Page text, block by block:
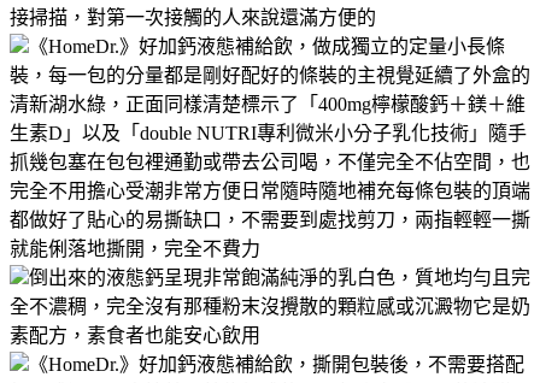
接掃描，對第一次接觸的人來說還滿方便的
《HomeDr.》好加鈣液態補給飲，做成獨立的定量小長條
裝，每一包的分量都是剛好配好的條裝的主視覺延續了外盒的
清新湖水綠，正面同樣清楚標示了「400mg檸檬酸鈣＋鎂＋維
生素D」以及「double NUTRI專利微米小分子乳化技術」隨手
抓幾包塞在包包裡通勤或帶去公司喝，不僅完全不佔空間，也
完全不用擔心受潮非常方便日常隨時隨地補充每條包裝的頂端
都做好了貼心的易撕缺口，不需要到處找剪刀，兩指輕輕一撕
就能俐落地撕開，完全不費力
倒出來的液態鈣呈現非常飽滿純淨的乳白色，質地均勻且完
全不濃稠，完全沒有那種粉末沒攪散的顆粒感或沉澱物它是奶
素配方，素食者也能安心飲用
《HomeDr.》好加鈣液態補給飲，撕開包裝後，不需要搭配